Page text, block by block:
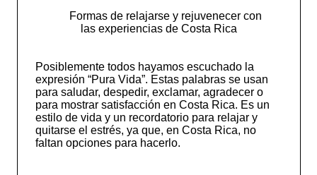
Formas de relajarse y rejuvenecer con
las experiencias de Costa Rica
Posiblemente todos hayamos escuchado la
expresión “Pura Vida”. Estas palabras se usan
para saludar, despedir, exclamar, agradecer o
para mostrar satisfacción en Costa Rica. Es un
estilo de vida y un recordatorio para relajar y
quitarse el estrés, ya que, en Costa Rica, no
faltan opciones para hacerlo.